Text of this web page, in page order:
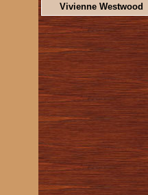
Vivienne Westwood